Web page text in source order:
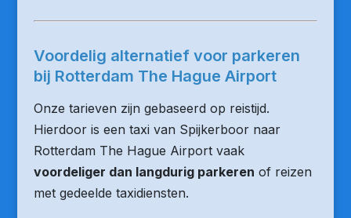
Voordelig alternatief voor parkeren
bij Rotterdam The Hague Airport
Onze tarieven zijn gebaseerd op reistijd.
Hierdoor is een taxi van Spijkerboor naar
Rotterdam The Hague Airport vaak
voordeliger dan langdurig parkeren of reizen
met gedeelde taxidiensten.